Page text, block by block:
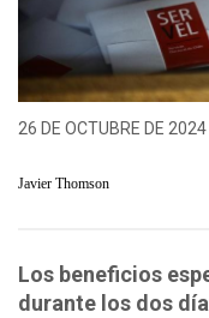
26 DE OCTUBRE DE
Javier Thomson
Los beneficios
durante los dos